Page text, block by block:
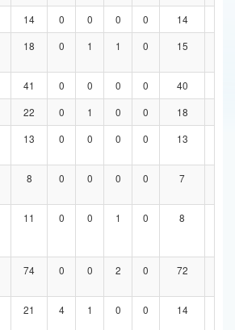
14 0 0 0 0 14
18 0 1 1 0 15
41 0 0 0 0 40
22 0 1 0 0 18
13 0 0 0 0 13
8 0 0 0 0 7
11 0 0 1 0 8
74 0 0 2 0 72
21 4 1 0 0 14